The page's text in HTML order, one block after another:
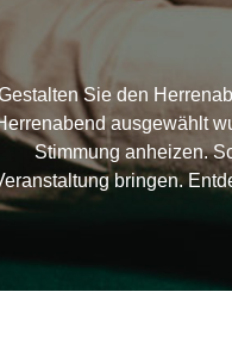
Sie den
ausgewählt
Stimmung anheizen.
bringen.